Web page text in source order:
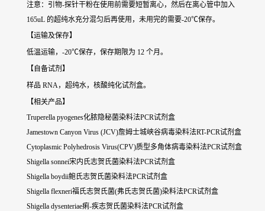
注意：引物-探针干粉在使用前需要短暂离心，然后在离心管中加入
165uL 的超纯水充分混匀后再使用，未用完的需要-20℃保存。
【运输及保存】
低温运输，-20℃保存，保存期限为 12 个月。
【自备试剂】
样品 RNA，超纯水，核酸纯化试剂盒。
【相关产品】
Truperella pyogenes化脓隐秘菌染料法PCR试剂盒
Jamestown Canyon Virus (JCV)詹姆士城峡谷病毒染料法RT-PCR试剂盒
Cytoplasmic Polyhedrosis Virus(CPV)质型多角体病毒染料法PCR试剂盒
Shigella sonnei宋内氏志贺氏菌染料法PCR试剂盒
Shigella boydii鲍氏志贺氏菌染料法PCR试剂盒
Shigella flexneri福氏志贺氏菌(弗氏志贺氏菌)染料法PCR试剂盒
Shigella dysenteriae痢-疾志贺氏菌染料法PCR试剂盒